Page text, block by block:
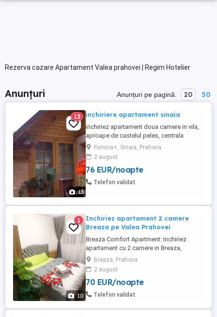
Rezerva cazare Apartament Valea prahovei | Regim Hotelier
Anunțuri Anunțuri pe pagină: 20 50
13
13 inchiriere apartament sinaia
inchiriez apartament doua camere in vila,
aproape de castelul peles, centrala
proprie, bucatarie utilata, tv, internet,
foarte curat, posibilitate
gratar.apartamentul este situat intr-o zona
linistita, aproape de padure, de cabana
schiori, hanul haiducilor, taverna sarbului
Furnica+, Sinaia, Prahova
2 august
76 EUR/noapte
Telefon validat
10
1
Inchiriez apartament 2 camere
Breaza pe Valea Prahovei
Breaza Comfort Apartment: Inchiriez
apartament cu 2 camere in Breaza,
complet utilat, renovat recent, cu centrala
proprie, televizoare hd, cuptor microunde,
expresor cafea, canapea extensibila, pat
160x200, dus.
Breaza, Prahova
2 august
70 EUR/noapte
Telefon validat